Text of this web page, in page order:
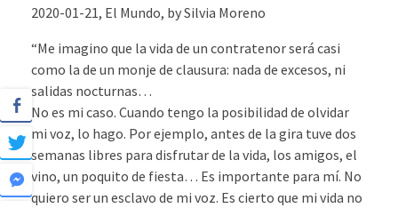
2020-01-21, El Mundo, by Silvia Moreno
“Me imagino que la vida de un contratenor será casi
como la de un monje de clausura: nada de excesos, ni
salidas nocturnas…
No es mi caso. Cuando tengo la posibilidad de olvidar
mi voz, lo hago. Por ejemplo, antes de la gira tuve dos
semanas libres para disfrutar de la vida, los amigos, el
vino, un poquito de fiesta… Es importante para mí. No
quiero ser un esclavo de mi voz. Es cierto que mi vida no